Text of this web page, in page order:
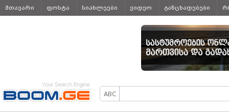
მთავარი ფოსტა სიახლეები ვიდეო განცხადებები